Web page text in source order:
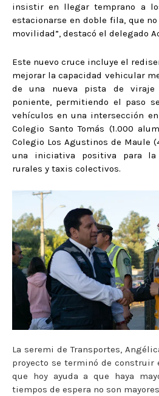
insistir en llegar temprano a
estacionarse en doble fila, que
movilidad”, destacó el delegado
Este nuevo cruce incluye el
mejorar la capacidad vehicular
de una nueva pista de viraje
poniente, permitiendo el paso
vehículos en una intersección
Colegio Santo Tomás (1.000
Colegio Los Agustinos de Maule
una iniciativa positiva para
rurales y taxis colectivos.
La seremi de Transportes,
proyecto se terminó de construir
que hoy ayuda a que haya
tiempos de espera no son